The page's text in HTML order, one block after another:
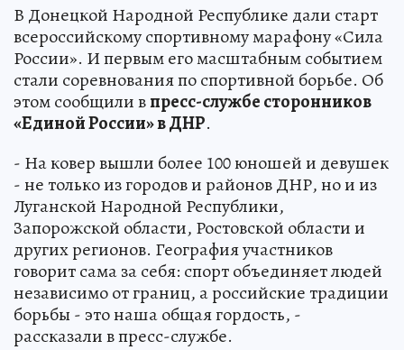
В Донецкой Народной Республике дали старт
всероссийскому спортивному марафону «Сила
России». И первым его масштабным событием
стали соревнования по спортивной борьбе. Об
этом сообщили впресс-службе сторонников
«Единой России» в ДНР.
- На ковер вышли более 100 юношей и девушек
- не только из городов и районов ДНР, но и из
Луганской Народной Республики,
Запорожской области, Ростовской области и
других регионов. География участников
говорит сама за себя: спорт объединяет людей
независимо от границ, а российские традиции
борьбы - это наша общая гордость, -
рассказали в пресс-службе.